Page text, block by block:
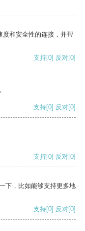
度和安全性的连接，并帮
支持[0] 反对[0]
支持[0] 反对[0]
支持[0] 反对[0]
下，比如能够支持更多地
支持[0] 反对[0]